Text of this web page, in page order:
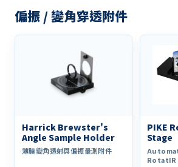
偏振 / 變角穿透附件
Harrick Brewster's
Angle Sample Holder
薄膜變角透射與偏振量測附件
PIKE
Stage